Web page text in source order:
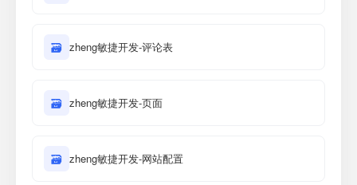
🗃 zheng敏捷开发-评论表
🗃 zheng敏捷开发-页面
🗃 zheng敏捷开发-网站配置